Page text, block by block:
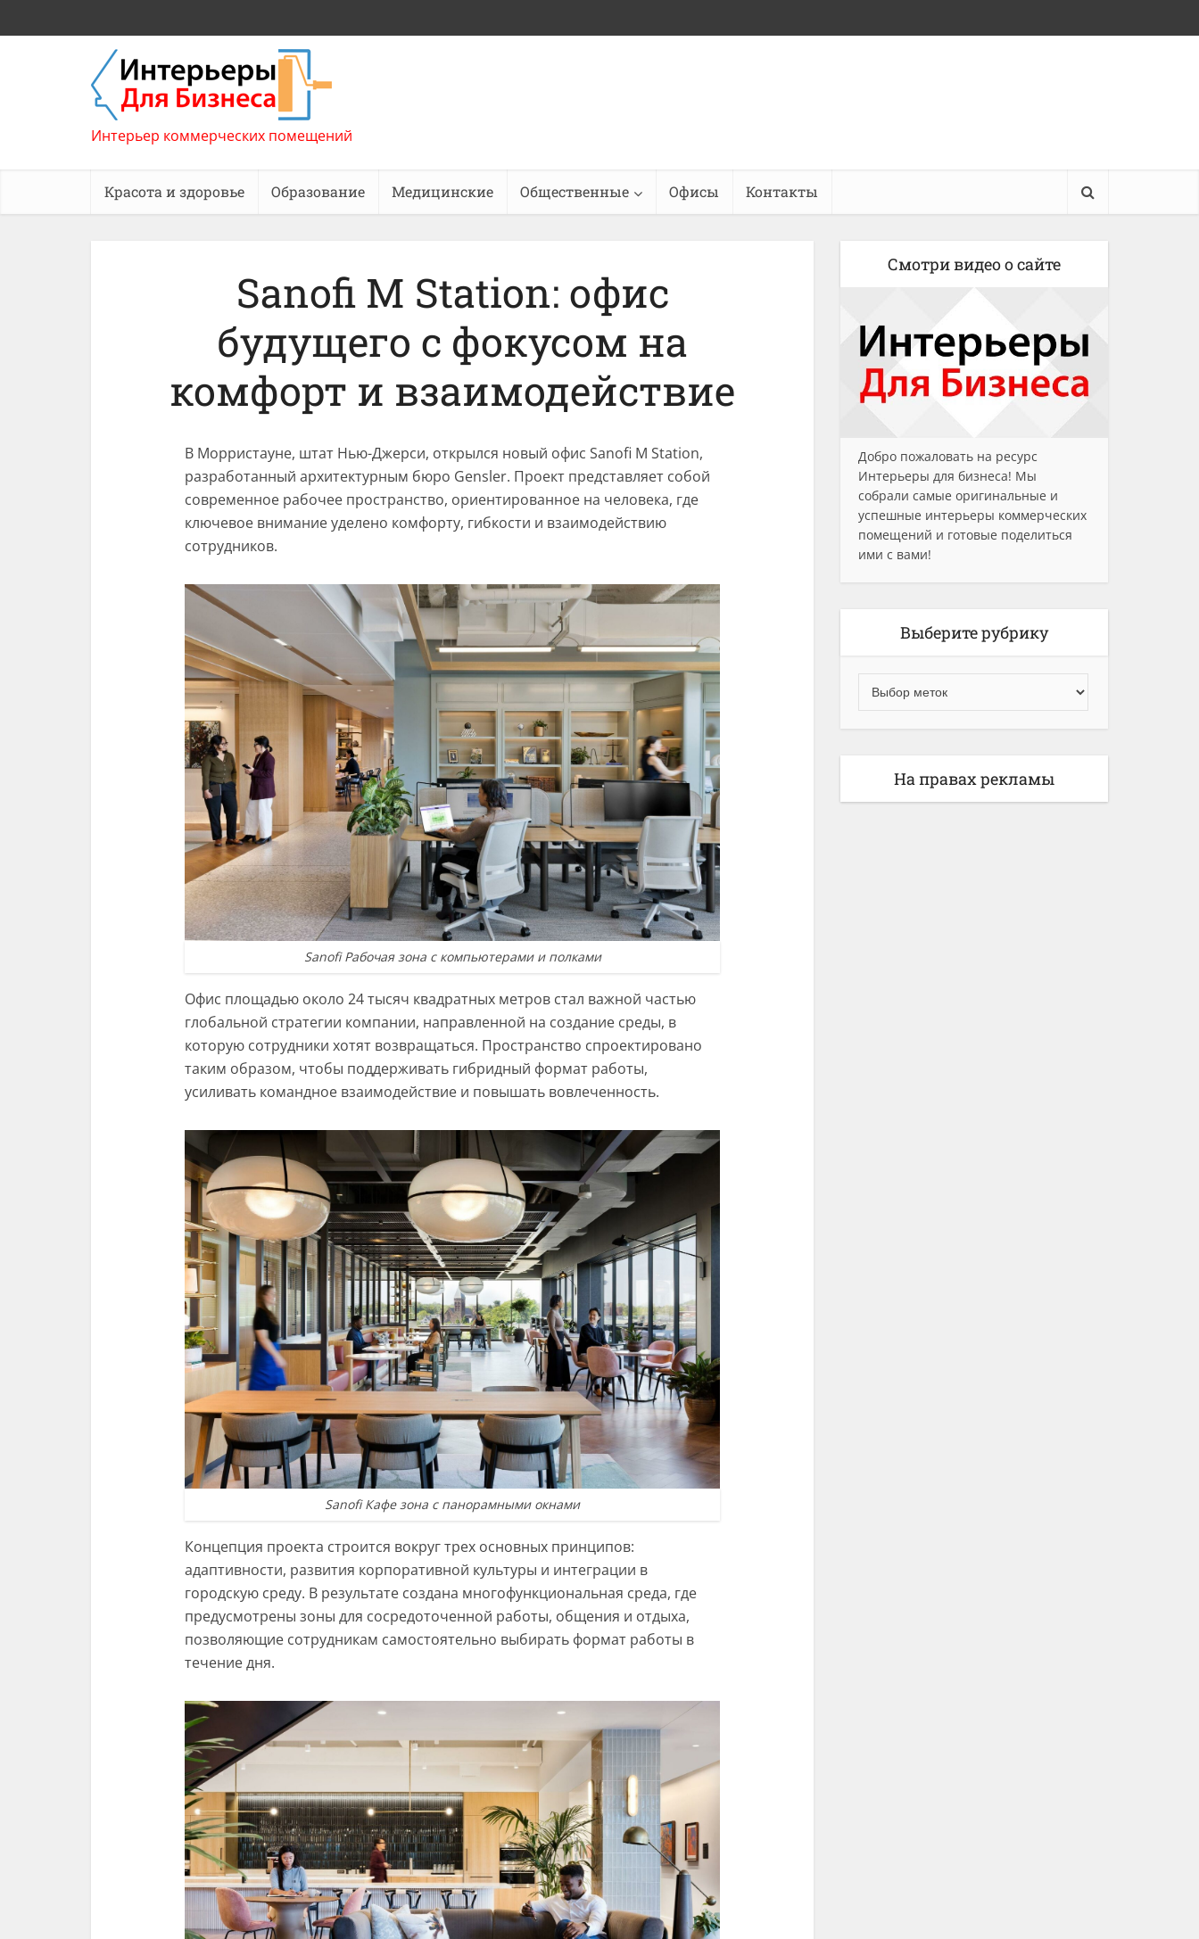
Интерьер коммерческих помещений
Красота и здоровье Образование Медицинские Общественные Офисы Контакты
Sanofi M Station: офис
будущего с фокусом на
комфорт и взаимодействие
В Морристауне, штат Нью-Джерси, открылся новый офис Sanofi M Station,
разработанный архитектурным бюро Gensler. Проект представляет собой
современное рабочее пространство, ориентированное на человека, где
ключевое внимание уделено комфорту, гибкости и взаимодействию
сотрудников.
Sanofi Рабочая зона с компьютерами и полками
Офис площадью около 24 тысяч квадратных метров стал важной частью
глобальной стратегии компании, направленной на создание среды, в
которую сотрудники хотят возвращаться. Пространство спроектировано
таким образом, чтобы поддерживать гибридный формат работы,
усиливать командное взаимодействие и повышать вовлеченность.
Sanofi Кафе зона с панорамными окнами
Концепция проекта строится вокруг трех основных принципов:
адаптивности, развития корпоративной культуры и интеграции в
городскую среду. В результате создана многофункциональная среда, где
предусмотрены зоны для сосредоточенной работы, общения и отдыха,
позволяющие сотрудникам самостоятельно выбирать формат работы в
течение дня.
Смотри видео о сайте
Добро пожаловать на ресурс
Интерьеры для бизнеса! Мы
собрали самые оригинальные и
успешные интерьеры коммерческих
помещений и готовые поделиться
ими с вами!
Выберите рубрику
На правах рекламы